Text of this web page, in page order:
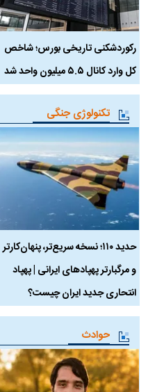
رکوردشکنی تاریخی بورس؛ شاخص
کل وارد کانال ۵.۵ میلیون واحد شد
تکنولوژی جنگی
حدید ۱۱۰؛ نسخه سریع‌تر، پنهان‌کارتر
و مرگبارتر پهپادهای ایرانی | پهپاد
انتحاری جدید ایران چیست؟
حوادث